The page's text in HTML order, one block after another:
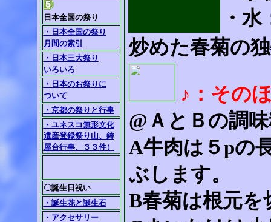
日本全国の祭り
・日本全国の祭り
月間の索引
・日本三大祭り
いろいろ
・日本のお祭りに
ついて
・京都の祭りと行事
・ユネスコ無形文化
遺産登録祭り山、鉾
屋台行事、３３件）
〇誕生日祝い
・誕生花と誕生石
・アクセサリー
・
炒めた春菊の
♪：その
@ＡとＢの調
A牛肉は５pの
ぶします。
B春菊は根元を